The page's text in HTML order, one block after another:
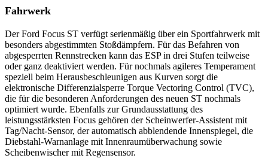
Fahrwerk
Der Ford Focus ST verfügt serienmäßig über ein Sportfahrwerk mit
besonders abgestimmten Stoßdämpfern. Für das Befahren von
abgesperrten Rennstrecken kann das ESP in drei Stufen teilweise
oder ganz deaktiviert werden. Für nochmals agileres Temperament
speziell beim Herausbeschleunigen aus Kurven sorgt die
elektronische Differenzialsperre Torque Vectoring Control (TVC),
die für die besonderen Anforderungen des neuen ST nochmals
optimiert wurde. Ebenfalls zur Grundausstattung des
leistungsstärksten Focus gehören der Scheinwerfer-Assistent mit
Tag/Nacht-Sensor, der automatisch abblendende Innenspiegel, die
Diebstahl-Warnanlage mit Innenraumüberwachung sowie
Scheibenwischer mit Regensensor.